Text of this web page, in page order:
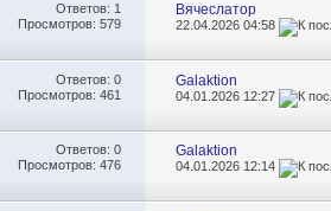
Ответов: 1
Просмотров: 579
Вячеслатор
22.04.202604:58
Ответов: 0
Просмотров: 461
Galaktion
04.01.2026 12:27
Ответов: 0
Просмотров: 476
Galaktion
04.01.202612:14